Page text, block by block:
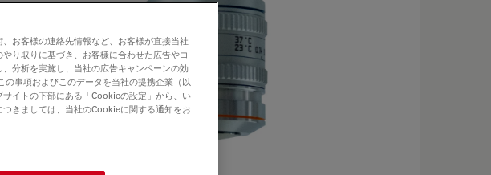
お客様の連絡先情報など、お客様が直接当社
り取りに基づき、お客様に合わせた広告やコ
分析を実施し、当社の広告キャンペーンの効
事項およびこのデータを当社の提携企業（以
イトの下部にある「Cookieの設定」から、い
きましては、当社のCookieに関する通知をお